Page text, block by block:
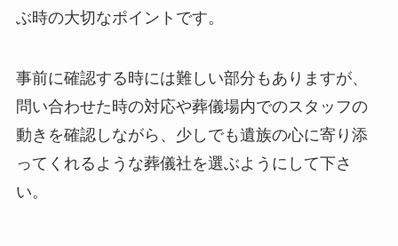
ぶ時の大切なポイントです。
事前に確認する時には難しい部分もありますが、
問い合わせた時の対応や葬儀場内でのスタッフの
動きを確認しながら、少しでも遺族の心に寄り添
ってくれるような葬儀社を選ぶようにして下さ
い。